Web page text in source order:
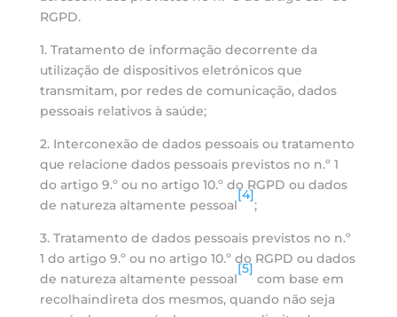
RGPD.
1. Tratamento de informação decorrente da
utilização de dispositivos eletrónicos que
transmitam, por redes de comunicação, dados
pessoais relativos à saúde;
2. Interconexão de dados pessoais ou tratamento
que relacione dados pessoais previstos no n.º 1
do artigo 9.º ou no artigo 10.º do RGPD ou dados
de natureza altamente pessoal
[4]
;
3. Tratamento de dados pessoais previstos no n.º
1 do artigo 9.º ou no artigo 10.º do RGPD ou dados
de natureza altamente pessoal
[5]
com base em
recolhaindireta dos mesmos, quando não seja